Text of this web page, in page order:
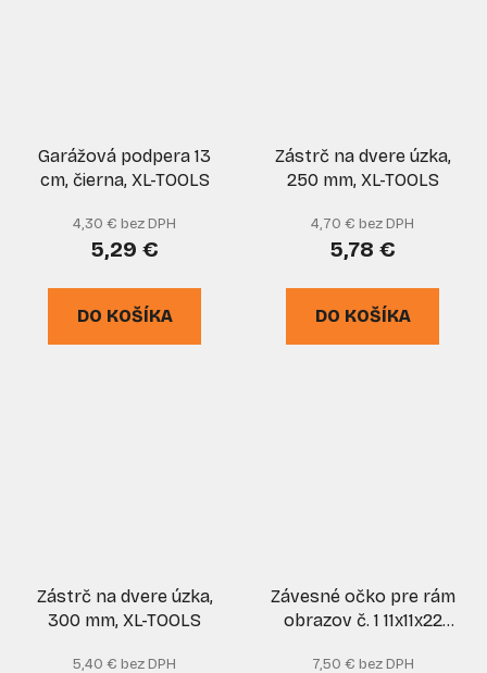
Garážová podpera 13
cm, čierna, XL-TOOLS
4,30 € bez DPH
5,29 €
DO KOŠÍKA
Zástrč na dvere úzka,
250 mm, XL-TOOLS
4,70 € bez DPH
5,78 €
DO KOŠÍKA
Zástrč na dvere úzka,
300 mm, XL-TOOLS
5,40 € bez DPH
Závesné očko pre rám
obrazov č. 1 11x11x22
7,50 € bez DPH